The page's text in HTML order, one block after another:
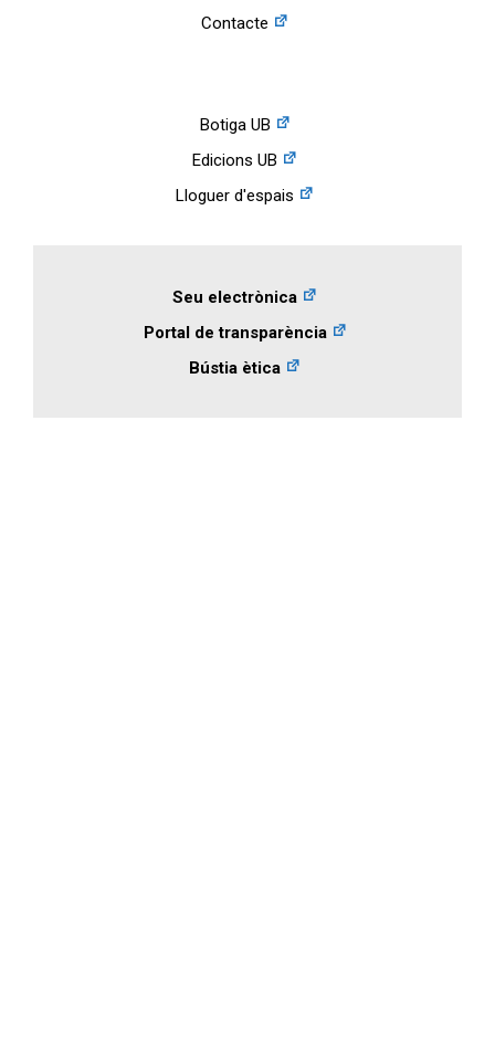
Contacte
Botiga UB
Edicions UB
Lloguer d'espais
Seu electrònica
Portal de transparència
Bústia ètica